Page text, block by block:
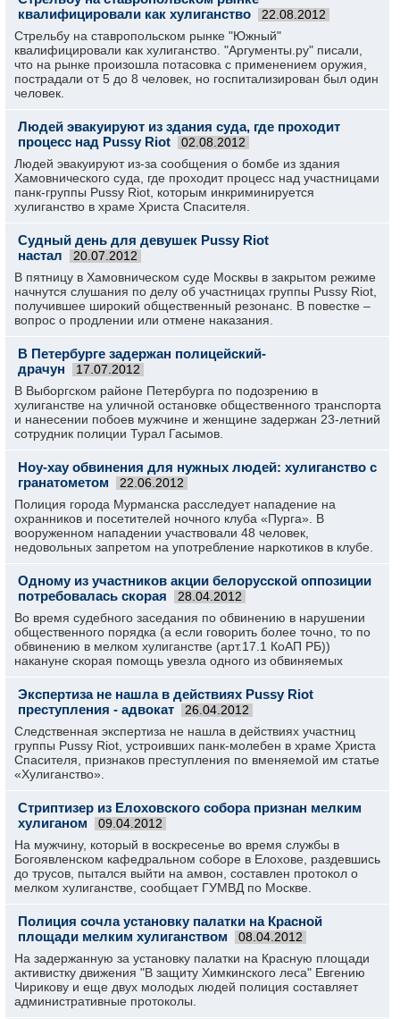
квалифицировали как хулиганство
22.08.2012
Стрельбу на ставропольском рынке "Южный"
квалифицировали как хулиганство. "Аргументы.ру" писали,
что на рынке произошла потасовка с применением оружия,
пострадали от 5 до 8 человек, но госпитализирован был один
человек.
Людей эвакуируют из здания суда, где проходит
процесс над Pussy Riot
02.08.2012
Людей эвакуируют из-за сообщения о бомбе из здания
Хамовнического суда, где проходит процесс над участницами
панк-группы Pussy Riot, которым инкриминируется
хулиганство в храме Христа Спасителя.
Судный день для девушек Pussy Riot
настал
20.07.2012
В пятницу в Хамовническом суде Москвы в закрытом режиме
начнутся слушания по делу об участницах группы Pussy Riot,
получившее широкий общественный резонанс. В повестке –
вопрос о продлении или отмене наказания.
В Петербурге задержан полицейский-
драчун
17.07.2012
В Выборгском районе Петербурга по подозрению в
хулиганстве на уличной остановке общественного транспорта
и нанесении побоев мужчине и женщине задержан 23-летний
сотрудник полиции Турал Гасымов.
Ноу-хау обвинения для нужных людей: хулиганство с
гранатометом
22.06.2012
Полиция города Мурманска расследует нападение на
охранников и посетителей ночного клуба «Пурга». В
вооруженном нападении участвовали 48 человек,
недовольных запретом на употребление наркотиков в клубе.
Одному из участников акции белорусской оппозиции
потребовалась скорая
28.04.2012
Во время судебного заседания по обвинению в нарушении
общественного порядка (а если говорить более точно, то по
обвинению в мелком хулиганстве (арт.17.1 КоАП РБ))
накануне скорая помощь увезла одного из обвиняемых
Экспертиза не нашла в действиях Pussy Riot
преступления - адвокат
26.04.2012
Следственная экспертиза не нашла в действиях участниц
группы Pussy Riot, устроивших панк-молебен в храме Христа
Спасителя, признаков преступления по вменяемой им статье
«Хулиганство».
Стриптизер из Елоховского собора признан мелким
хулиганом
09.04.2012
На мужчину, который в воскресенье во время службы в
Богоявленском кафедральном соборе в Елохове, раздевшись
до трусов, пытался выйти на амвон, составлен протокол о
мелком хулиганстве, сообщает ГУМВД по Москве.
Полиция сочла установку палатки на Красной
площади мелким хулиганством
08.04.2012
На задержанную за установку палатки на Красную площади
активистку движения "В защиту Химкинского леса" Евгению
Чирикову и еще двух молодых людей полиция составляет
административные протоколы.